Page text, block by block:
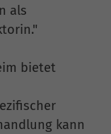
als
bietet
kann